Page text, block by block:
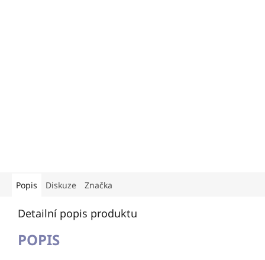
Popis Diskuze Značka
Detailní popis produktu
POPIS